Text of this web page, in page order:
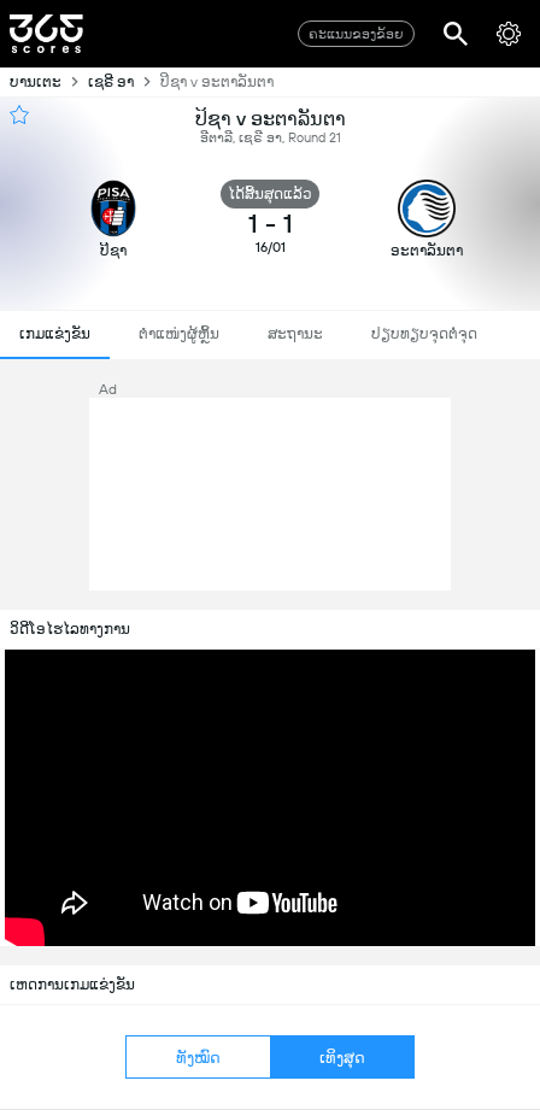
ຄະແນນຂອງຂ້ອຍ
ບານເຕະ ເຊຣີ ອາ ປິຊາ v ອະຕາລັນຕາ
ປິຊາ v ອະຕາລັນຕາ
ອີຕາລີ, ເຊຣີ ອາ, Round 21
ປິຊາ
ໄດ້ສິ້ນສຸດແລ້ວ
1 - 1
16/01 ອະຕາລັນຕາ
ເກມແຂ່ງຂັນ ຕຳແໜ່ງຜູ້ຫຼິ້ນ ສະຖານະ ປຽບທຽບຈຸດຕໍ່ຈຸດ
Ad
ວິດີໂອໄຮໄລທາງການ
ເຫດການເກມແຂ່ງຂັນ
ທັງໝົດ ເທິງສຸດ